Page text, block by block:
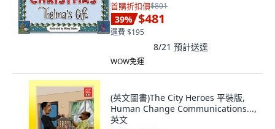
首購折扣價$801
39% $481
運費 $195
8/21 預計送達
WOW免運
(英文圖書)The City Heroes 平裝版,
Human Change Communications...,
英文